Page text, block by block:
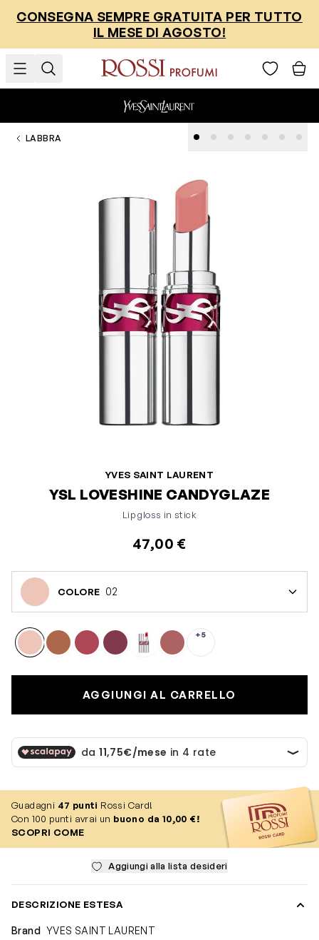
CONSEGNA SEMPRE GRATUITA PER TUTTO
IL MESE DI AGOSTO!
LABBRA
YVES SAINT LAURENT
YSL LOVESHINE CANDYGLAZE
Lip gloss in stick
47,00 €
COLORE 02
+5
AGGIUNGI AL CARRELLO
Guadagni 47 punti Rossi Card!
Con 100 punti avrai un buono da 10,00 €!
SCOPRI COME
Aggiungi alla lista desideri
DESCRIZIONE ESTESA
Brand YVES SAINT LAURENT